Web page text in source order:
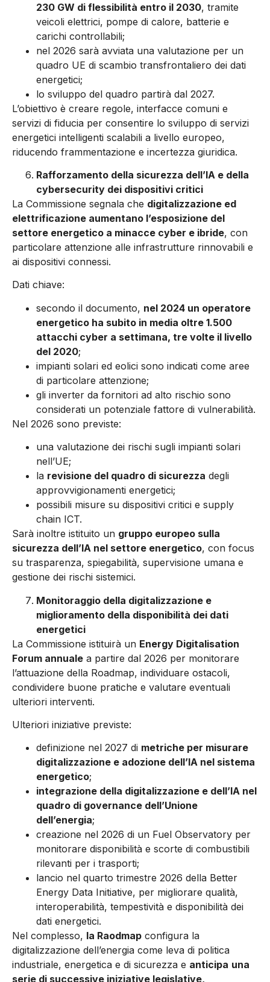
230 GW di flessibilità entro il 2030, tramite
veicoli elettrici, pompe di calore, batterie e
carichi controllabili;
nel 2026 sarà avviata una valutazione per un
quadro UE di scambio transfrontaliero dei dati
energetici;
lo sviluppo del quadro partirà dal 2027.
L’obiettivo è creare regole, interfacce comuni e
servizi di fiducia per consentire lo sviluppo di servizi
energetici intelligenti scalabili a livello europeo,
riducendo frammentazione e incertezza giuridica.
Rafforzamento della sicurezza dell’IA e della
cybersecurity dei dispositivi critici
La Commissione segnala che digitalizzazione ed
elettrificazione aumentano l’esposizione del
settore energetico a minacce cyber e ibride, con
particolare attenzione alle infrastrutture rinnovabili e
ai dispositivi connessi.
Dati chiave:
secondo il documento, nel 2024 un operatore
energetico ha subito in media oltre 1.500
attacchi cyber a settimana, tre volte il livello
del 2020;
impianti solari ed eolici sono indicati come aree
di particolare attenzione;
gli inverter da fornitori ad alto rischio sono
considerati un potenziale fattore di vulnerabilità.
Nel 2026 sono previste:
una valutazione dei rischi sugli impianti solari
nell’UE;
la revisione del quadro di sicurezza degli
approvvigionamenti energetici;
possibili misure su dispositivi critici e supply
chain ICT.
Sarà inoltre istituito un gruppo europeo sulla
sicurezza dell’IA nel settore energetico, con focus
su trasparenza, spiegabilità, supervisione umana e
gestione dei rischi sistemici.
Monitoraggio della digitalizzazione e
miglioramento della disponibilità dei dati
energetici
La Commissione istituirà un Energy Digitalisation
Forum annuale a partire dal 2026 per monitorare
l’attuazione della Roadmap, individuare ostacoli,
condividere buone pratiche e valutare eventuali
ulteriori interventi.
Ulteriori iniziative previste:
definizione nel 2027 di metriche per misurare
digitalizzazione e adozione dell’IA nel sistema
energetico;
integrazione della digitalizzazione e dell’IA nel
quadro di governance dell’Unione
dell’energia;
creazione nel 2026 di un Fuel Observatory per
monitorare disponibilità e scorte di combustibili
rilevanti per i trasporti;
lancio nel quarto trimestre 2026 della Better
Energy Data Initiative, per migliorare qualità,
interoperabilità, tempestività e disponibilità dei
dati energetici.
Nel complesso, la Raodmap configura la
digitalizzazione dell’energia come leva di politica
industriale, energetica e di sicurezza e anticipa una
serie di successive iniziative legislative,